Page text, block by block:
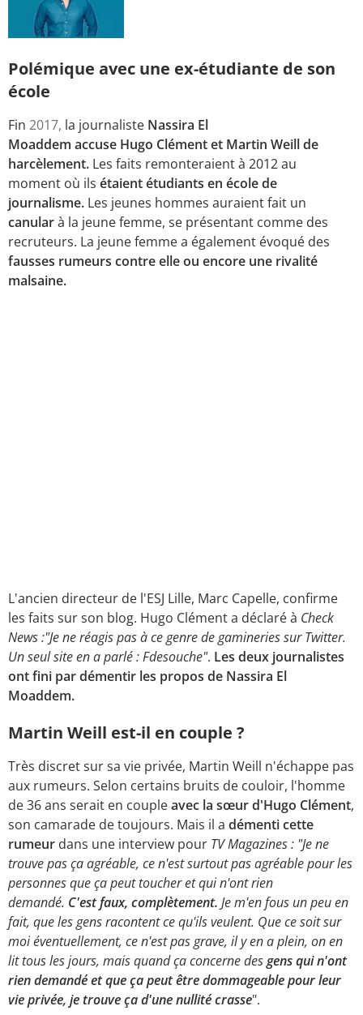
Polémique avec une ex-étudiante de son
école
Fin 2017, la journaliste Nassira El
Moaddem accuse Hugo Clément et Martin Weill de
harcèlement. Les faits remonteraient à 2012 au
moment où ils étaient étudiants en école de
journalisme. Les jeunes hommes auraient fait un
canularà la jeune femme, se présentant comme des
recruteurs. La jeune femme a également évoqué des
fausses rumeurs contre elle ou encore une rivalité
malsaine.
L'ancien directeur de l'ESJ Lille, Marc Capelle, confirme
les faits sur son blog. Hugo Clément a déclaré à Check
News :"Je ne réagis pas à ce genre de gamineries sur Twitter.
Un seul site en a parlé : Fdesouche". Les deux journalistes
ont fini par démentir les propos de Nassira El
Moaddem.
Martin Weill est-il en couple ?
Très discret sur sa vie privée, Martin Weill n'échappe pas
aux rumeurs. Selon certains bruits de couloir, l'homme
de 36 ans serait en coupleavec la sœur d'Hugo Clément,
son camarade de toujours. Mais il a démenti cette
rumeur dans une interview pour TV Magazines : "Je ne
trouve pas ça agréable, ce n'est surtout pas agréable pour les
personnes que ça peut toucher et qui n'ont rien
demandé. C'est faux, complètement. Je m'en fous un peu en
fait, que les gens racontent ce qu'ils veulent. Que ce soit sur
moi éventuellement, ce n'est pas grave, il y en a plein, on en
lit tous les jours, mais quand ça concerne desgens qui n'ont
rien demandé et que ça peut être dommageable pour leur
vie privée, je trouve ça d'une nullité crasse".